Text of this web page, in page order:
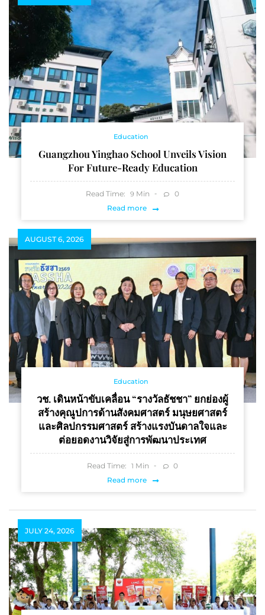
Education
Guangzhou Yinghao School Unveils Vision
For Future-Ready Education
Read Time: 9 Min
0
Read more
AUGUST 6, 2026
Education
วช. เดินหน้าขับเคลื่อน “รางวัลธัชชา” ยกย่องผู้
สร้างคุณูปการด้านสังคมศาสตร์ มนุษยศาสตร์
และศิลปกรรมศาสตร์ สร้างแรงบันดาลใจและ
ต่อยอดงานวิจัยสู่การพัฒนาประเทศ
Read Time: 1 Min
0
Read more
JULY 24, 2026